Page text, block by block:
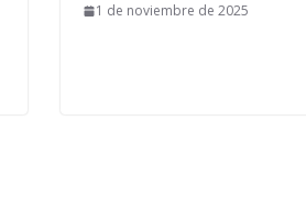
1 de noviembre de 2025